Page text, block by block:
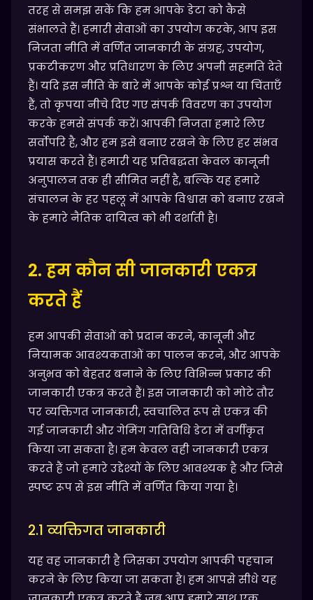
तरह से समझ सकें कि हम आपके डेटा को कैसे
संभालते हैं। हमारी सेवाओं का उपयोग करके, आप इस
निजता नीति में वर्णित जानकारी के संग्रह, उपयोग,
प्रकटीकरण और प्रतिधारण के लिए अपनी सहमति देते
हैं। यदि इस नीति के बारे में आपके कोई प्रश्न या चिंताएँ
हैं, तो कृपया नीचे दिए गए संपर्क विवरण का उपयोग
करके हमसे संपर्क करें। आपकी निजता हमारे लिए
सर्वोपरि है, और हम इसे बनाए रखने के लिए हर संभव
प्रयास करते हैं। हमारी यह प्रतिबद्धता केवल कानूनी
अनुपालन तक ही सीमित नहीं है, बल्कि यह हमारे
संचालन के हर पहलू में आपके विश्वास को बनाए रखने
के हमारे नैतिक दायित्व को भी दर्शाती है।
2. हम कौन सी जानकारी एकत्र
करते हैं
हम आपकी सेवाओं को प्रदान करने, कानूनी और
नियामक आवश्यकताओं का पालन करने, और आपके
अनुभव को बेहतर बनाने के लिए विभिन्न प्रकार की
जानकारी एकत्र करते हैं। इस जानकारी को मोटे तौर
पर व्यक्तिगत जानकारी, स्वचालित रूप से एकत्र की
गई जानकारी और गेमिंग गतिविधि डेटा में वर्गीकृत
किया जा सकता है। हम केवल वही जानकारी एकत्र
करते हैं जो हमारे उद्देश्यों के लिए आवश्यक है और जिसे
स्पष्ट रूप से इस नीति में वर्णित किया गया है।
2.1 व्यक्तिगत जानकारी
यह वह जानकारी है जिसका उपयोग आपकी पहचान
करने के लिए किया जा सकता है। हम आपसे सीधे यह